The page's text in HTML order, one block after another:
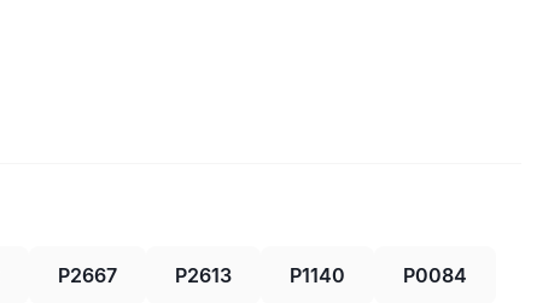
P2667 P2613 P1140 P0084